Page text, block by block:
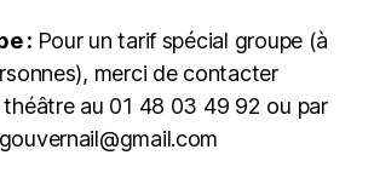
: Pour un tarif spécial groupe (à
merci de contacter
au 01 48 03 49 92 ou par